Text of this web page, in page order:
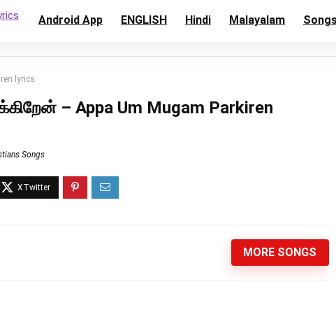
Android App ENGLISH Hindi Malayalam
lyrics
– Appa Um Mugam Parkiren
Songs
MORE SONGS